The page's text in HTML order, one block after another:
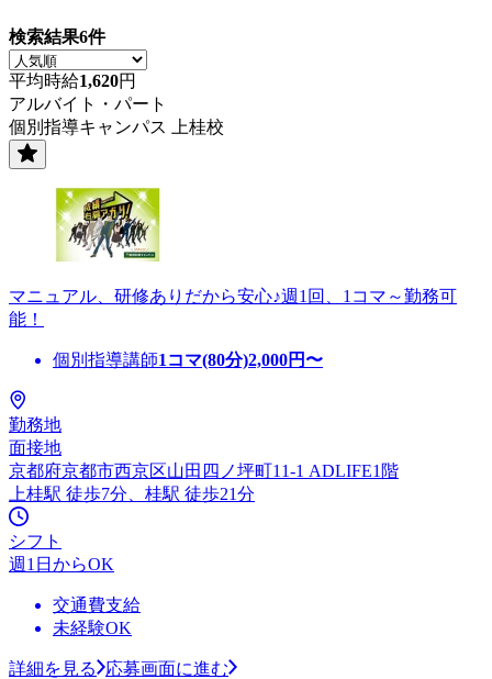
検索結果6件
平均時給1,620円
アルバイト・パート
個別指導キャンパス 上桂校
マニュアル、研修ありだから安心♪週1回、1コマ～勤務可
能！
個別指導講師1コマ(80分)2,000円〜
勤務地
面接地
京都府京都市西京区山田四ノ坪町11-1 ADLIFE1階
上桂駅 徒歩7分、桂駅 徒歩21分
シフト
週1日からOK
交通費支給
未経験OK
詳細を見る 応募画面に進む